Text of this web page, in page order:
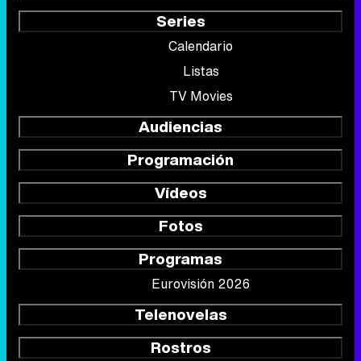
Series
Calendario
Listas
TV Movies
Audiencias
Programación
Vídeos
Fotos
Programas
Eurovisión 2026
Telenovelas
Rostros